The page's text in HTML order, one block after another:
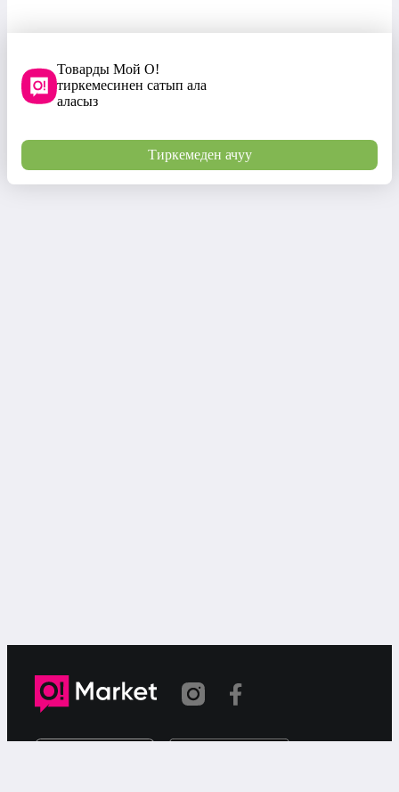
Товарды Мой О!
тиркемесинен сатып ала
аласыз
Тиркемеден ачуу